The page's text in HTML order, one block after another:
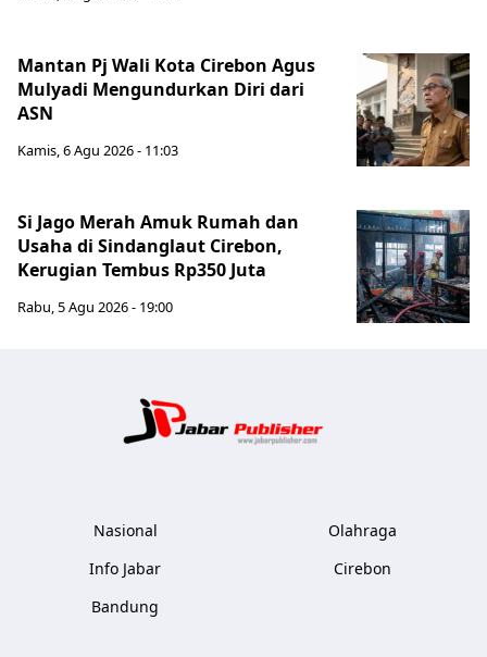
Mantan Pj Wali Kota Cirebon Agus
Mulyadi Mengundurkan Diri dari
ASN
Kamis, 6 Agu 2026 - 11:03
Si Jago Merah Amuk Rumah dan
Usaha di Sindanglaut Cirebon,
Kerugian Tembus Rp350 Juta
Rabu, 5 Agu 2026 - 19:00
Nasional
Info Jabar
Bandung
Olahraga
Cirebon